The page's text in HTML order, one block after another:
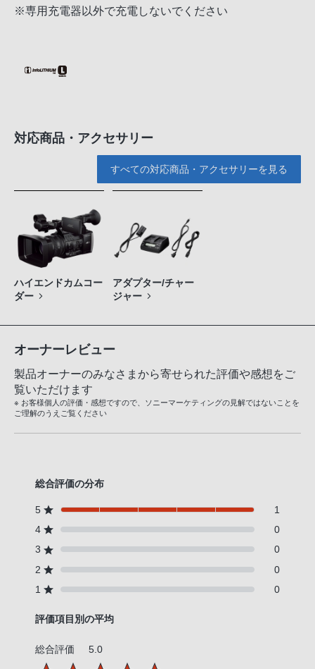
※専用充電器以外で充電しないでください
対応商品・アクセサリー
すべての対応商品・アクセサリーを見る
ハイエンドカムコー
ダー
アダプター/チャー
ジャー
オーナーレビュー
製品オーナーのみなさまから寄せられた評価や感想をご
覧いただけます
※ お客様個人の評価・感想ですので、ソニーマーケティングの見解ではないことを
ご理解のうえご覧ください
総合評価の分布
5
1
4
0
3
0
2
0
1
0
評価項目別の平均
総合評価 5.0